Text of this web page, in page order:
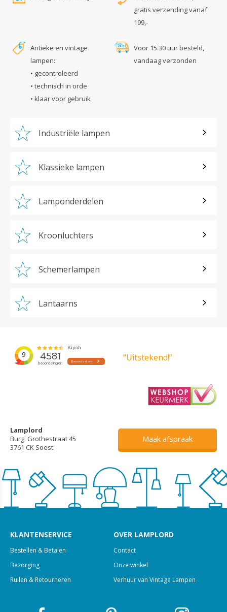
gratis verzending vanaf
199,-
Antieke en vintage
lampen:
• gecontroleerd
• technisch in orde
• klaar voor gebruik
Voor 15.30 uur besteld,
vandaag verzonden
Industriële lampen
Klassieke lampen
Lamponderdelen
Kroonluchters
Schemerlampen
Lantaarns
“Uitstekend!”
Lamplord
Burg. Grothestraat 45
3761 CK Soest
Maak afspraak
KLANTENSERVICE
Bestellen & Betalen
Bezorging
Ruilen & Retourneren
OVER LAMPLORD
Contact
Onze winkel
Verhuur van Vintage Lampen